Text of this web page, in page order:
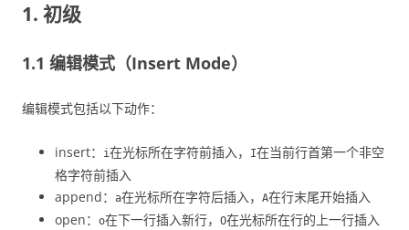
1. 初级
1.1 编辑模式（Insert Mode）
编辑模式包括以下动作：
insert： i在光标所在字符前插入， I在当前行首第一个非空
格字符前插入
append：
a在光标所在字符后插入， A在行末尾开始插入
open：
o在下一行插入新行， O在光标所在行的上一行插入